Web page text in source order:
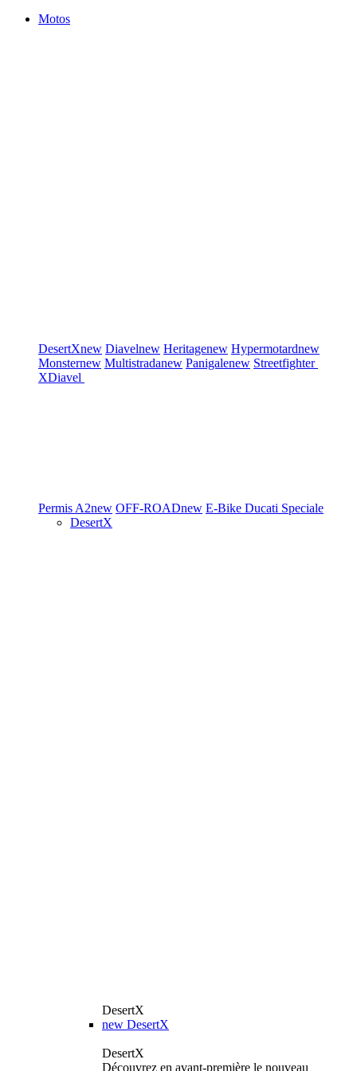
Motos
DesertXnew Diavelnew Heritagenew Hypermotardnew
Monsternew Multistradanew Panigalenew Streetfighter
XDiavel
Permis A2new OFF-ROADnew E-Bike Ducati Speciale
DesertX
DesertX
new DesertX
DesertX
Découvrez en avant-première le nouveau